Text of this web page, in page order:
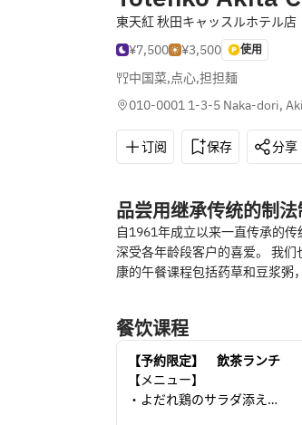
東天紅 秋田キャッスルホテル店
¥7,500
¥3,500 使用
中国菜,点心,担担麺
010-0001 1-3-5 Naka-dori,
订阅 保存 分享
品尝用继承传统的制
自1961年成立以来一直传承的
深受各年龄段客户的喜爱。 我
康的午餐课程包括药草和豆浆粥
餐饮课程
【予約限定】　飲茶ランチ
【メニュー】
・よだれ鶏のサラダ添え